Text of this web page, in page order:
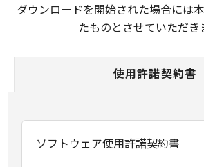
ダウンロードを開始された場合には
たものとさせていただき
使用許諾契約書
ソフトウェア使用許諾契約書